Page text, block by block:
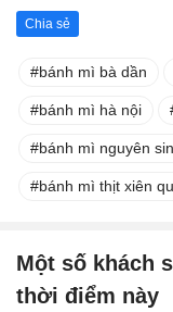
Chia sẻ
bánh mì bà dần
bánh mì hà nội
bánh mì nguyên
bánh mì thịt xiên
Một số khách
thời điểm này